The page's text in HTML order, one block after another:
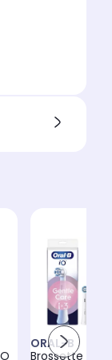
ORAL-B
Brossette